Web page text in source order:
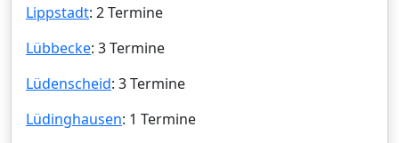
Lippstadt: 2 Termine
Lübbecke: 3 Termine
Lüdenscheid: 3 Termine
Lüdinghausen: 1 Termine